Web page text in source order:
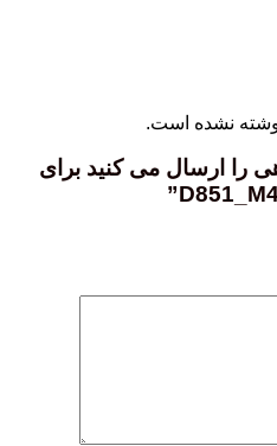
نشده است.
را ارسال می کنید برای